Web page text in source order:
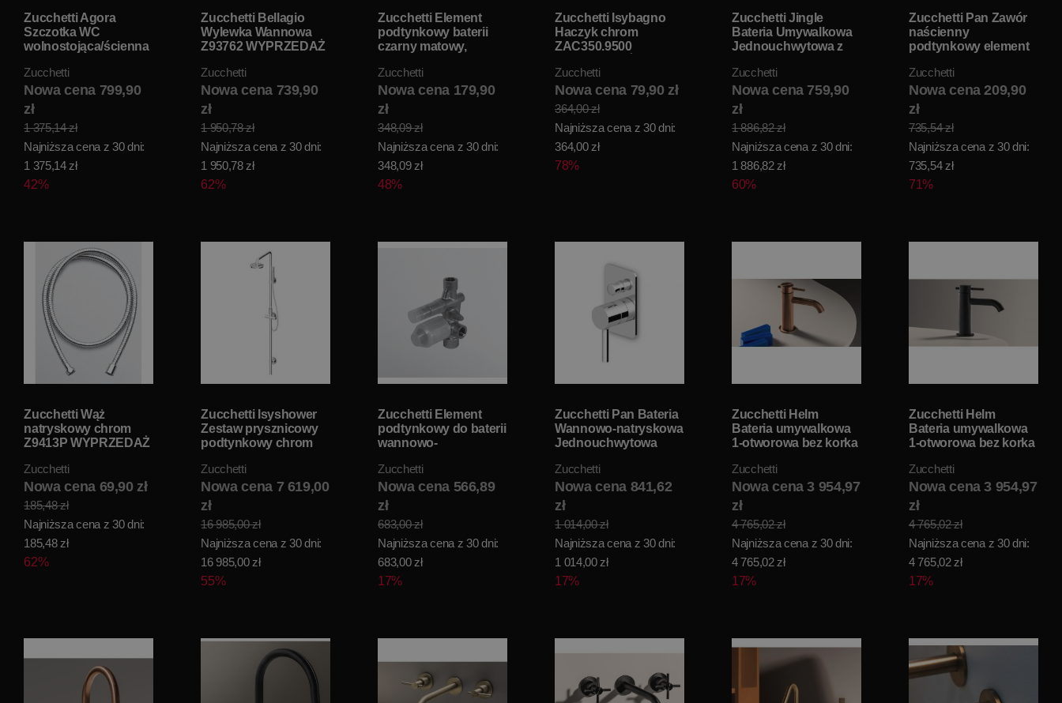
Zucchetti Agora
Szczotka WC
wolnostojąca/ścienna
WYPRZEDAŻ
MAGAZYNOWA!!
Zucchetti
Nowa cena 799,90
zł
1 375,14 zł
Najniższa cena z 30 dni:
1 375,14 zł
42%
Zucchetti Bellagio
Wylewka Wannowa
Z93762 WYPRZEDAŻ
Zucchetti
Nowa cena 739,90
zł
1 950,78 zł
Najniższa cena z 30 dni:
1 950,78 zł
62%
Zucchetti Element
podtynkowy baterii
czarny matowy,
WYPRZEDAŻ
MAGAZYNOWA!!
Zucchetti
Nowa cena 179,90
zł
348,09 zł
Najniższa cena z 30 dni:
348,09 zł
48%
Zucchetti Isybagno
Haczyk chrom
ZAC350.9500
MAGAZYNOWA!!
Zucchetti
Nowa cena 79,90 zł
364,00 zł
Najniższa cena z 30 dni:
364,00 zł
78%
Zucchetti Jingle
Bateria Umywalkowa
Jednouchwytowa z
ZIN690 WYPRZEDAŻ
MAGAZYNOWA!!
Zucchetti
Nowa cena 759,90
zł
1 886,82 zł
Najniższa cena z 30 dni:
1 886,82 zł
60%
Zucchetti Pan Zawór
naścienny
podtynkowy element
ZP6727 WYPRZEDAŻ
MAGAZYNOWA!!
Zucchetti
Nowa cena 209,90
zł
735,54 zł
Najniższa cena z 30 dni:
735,54 zł
71%
Zucchetti Wąż
natryskowy chrom
Z9413P WYPRZEDAŻ
Zucchetti
Nowa cena 69,90 zł
185,48 zł
Najniższa cena z 30 dni:
185,48 zł
62%
Zucchetti Isyshower
Zestaw prysznicowy
podtynkowy chrom
WYPRZEDAŻ
MAGAZYNOWA!!
Zucchetti
Nowa cena 7 619,00
zł
16 985,00 zł
Najniższa cena z 30 dni:
16 985,00 zł
55%
Zucchetti Element
podtynkowy do baterii
wannowo-
matowy, gofrowany
R99684.N1 W
MAGAZYNIE!!
Zucchetti
Nowa cena 566,89
zł
683,00 zł
Najniższa cena z 30 dni:
683,00 zł
17%
Zucchetti Pan Bateria
Wannowo-natryskowa
Jednouchwytowa
zewnętrzny chrom
ZP6121 W
MAGAZYNIE!!
Zucchetti
Nowa cena 841,62
zł
1 014,00 zł
Najniższa cena z 30 dni:
1 014,00 zł
17%
Zucchetti Helm
Bateria umywalkowa
1-otworowa bez korka
brushed copper pvd
ZHE687.XP91
Zucchetti
Nowa cena 3 954,97
zł
4 765,02 zł
Najniższa cena z 30 dni:
4 765,02 zł
17%
Zucchetti Helm
Bateria umywalkowa
1-otworowa bez korka
brushed total black
pvd ZHE687.XP81
Zucchetti
Nowa cena 3 954,97
zł
4 765,02 zł
Najniższa cena z 30 dni:
4 765,02 zł
17%